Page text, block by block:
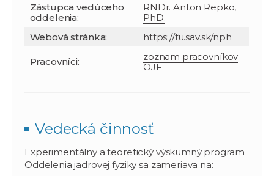
Zástupca vedúceho
oddelenia:
RNDr. Anton Repko,
PhD.
Webová stránka:
https://fu.sav.sk/nph
Pracovníci:
zoznam pracovníkov
OJF
Vedecká činnosť
Experimentálny a teoretický výskumný program
Oddelenia jadrovej fyziky sa zameriava na: